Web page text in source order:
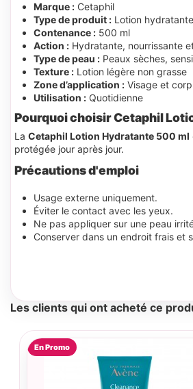
Marque : Cetaphil
Type de produit : Lotion
Contenance : 500 ml
Action : Hydratante, nourrissante
Type de peau : Peaux sèches,
Texture : Lotion légère non grasse
Zone d’application : Visage et
Utilisation : Quotidienne
Pourquoi choisir Cetaphil
La Cetaphil Lotion Hydratante 500 ml
protégée jour après jour.
Précautions d'emploi
Usage externe uniquement.
Éviter le contact avec les yeux.
Ne pas appliquer sur une peau
Conserver dans un endroit frais et
Les clients qui ont acheté ce
En Promo